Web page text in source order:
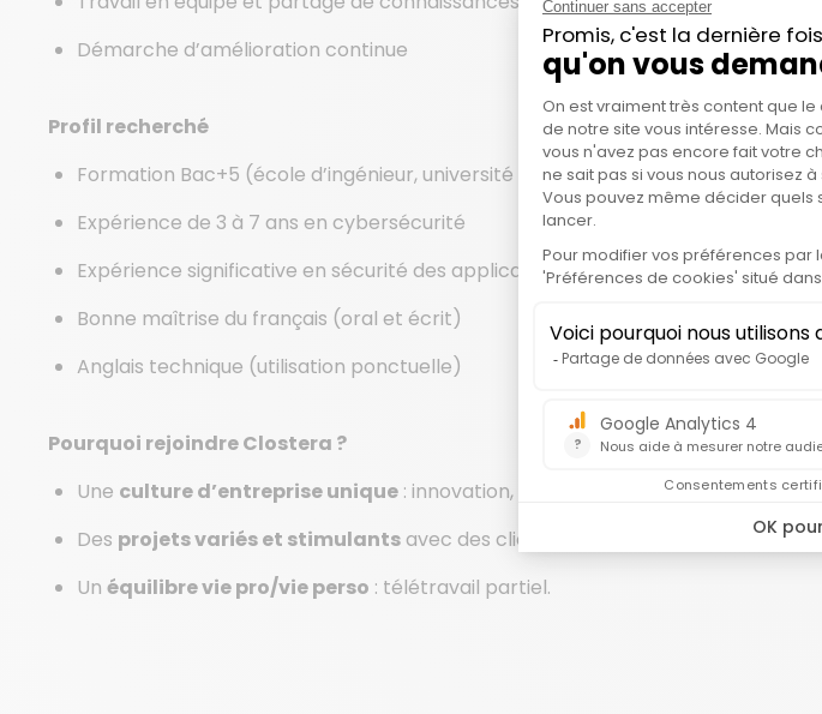
Démarche d’amélioration continue
Profil recherché
Formation Bac+5 (école d’ingénieur, université ou équivalent)
Expérience de 3 à 7 ans en cybersécurité
Expérience significative en sécurité des applications web exposées sur Internet
Bonne maîtrise du français (oral et écrit)
Anglais technique (utilisation ponctuelle)
Pourquoi rejoindre Clostera ?
Une culture d’entreprise unique : innovation, expertise et proximité humaine.
Des projets variés et stimulantsavec des clients grands groupes.
Un équilibre vie pro/vie perso : télétravail partiel.